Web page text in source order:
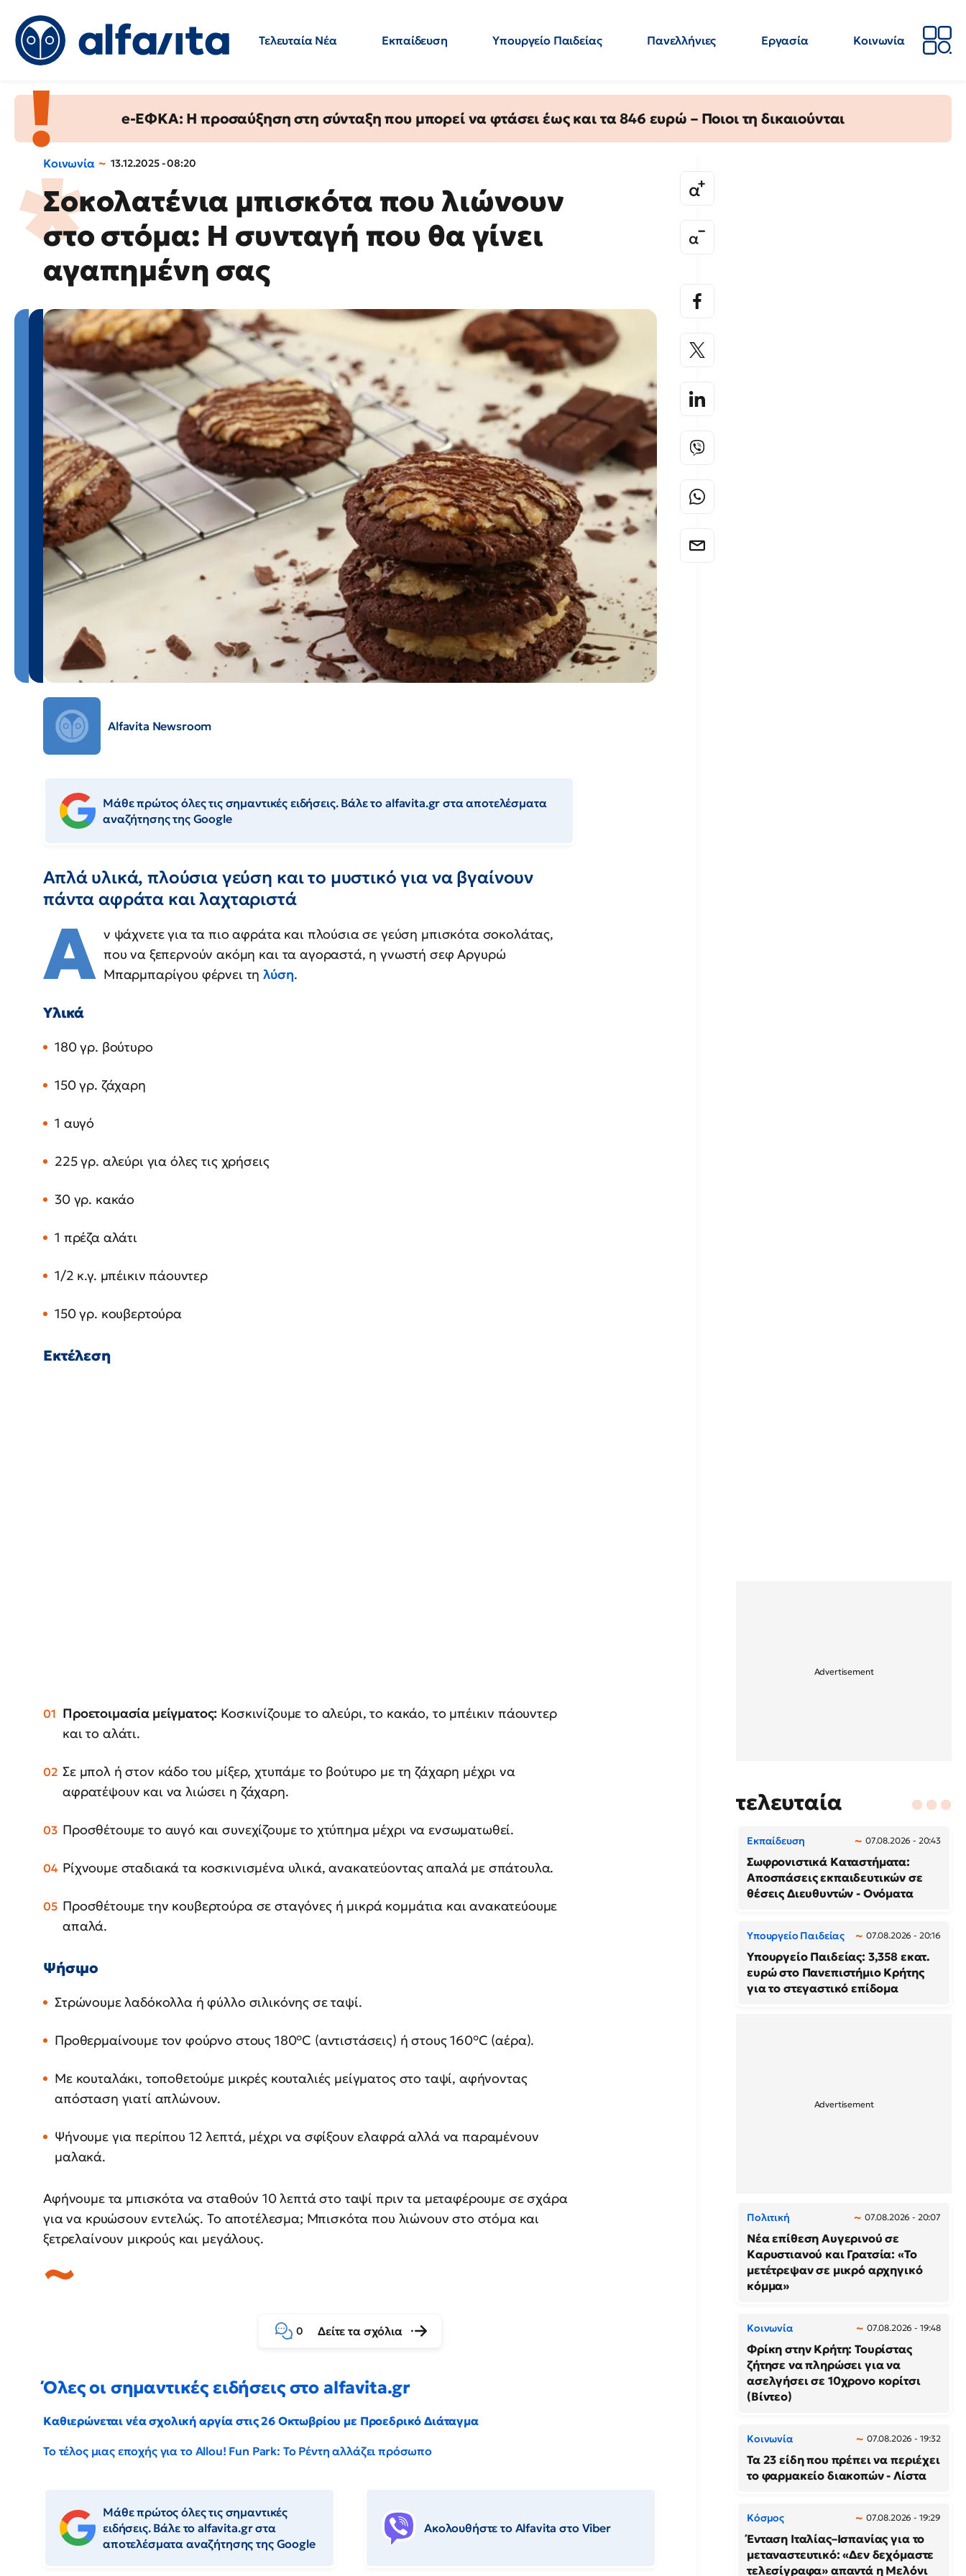
Τελευταία Νέα Εκπαίδευση Υπουργείο Παιδείας Πανελλήνιες Εργασία
Κοινωνία
e-ΕΦΚΑ: Η προσαύξηση στη σύνταξη που μπορεί να φτάσει έως και τα 846 ευρώ – Ποιοι τη δικαιούνται
Κοινωνία 13.12.2025 - 08:20
Σοκολατένια μπισκότα που λιώνουν
στο στόμα: Η συνταγή που θα γίνει
αγαπημένη σας
Alfavita Newsroom
Μάθε πρώτος όλες τις σημαντικές ειδήσεις. Βάλε το alfavita.gr στα αποτελέσματα
αναζήτησης της Google
Απλά υλικά, πλούσια γεύση και το μυστικό για να βγαίνουν
πάντα αφράτα και λαχταριστά
Α ν ψάχνετε για τα πιο αφράτα και πλούσια σε γεύση μπισκότα σοκολάτας,
που να ξεπερνούν ακόμη και τα αγοραστά, η γνωστή σεφ Αργυρώ
Μπαρμπαρίγου φέρνει τηλύση.
Υλικά
180 γρ. βούτυρο
150 γρ. ζάχαρη
1 αυγό
225 γρ. αλεύρι για όλες τις χρήσεις
30 γρ. κακάο
1 πρέζα αλάτι
1/2 κ.γ. μπέικιν πάουντερ
150 γρ. κουβερτούρα
Εκτέλεση
Προετοιμασία μείγματος: Κοσκινίζουμε το αλεύρι, το κακάο, το μπέικιν πάουντερ
και το αλάτι.
Σε μπολ ή στον κάδο του μίξερ, χτυπάμε το βούτυρο με τη ζάχαρη μέχρι να
αφρατέψουν και να λιώσει η ζάχαρη.
Προσθέτουμε το αυγό και συνεχίζουμε το χτύπημα μέχρι να ενσωματωθεί.
Ρίχνουμε σταδιακά τα κοσκινισμένα υλικά, ανακατεύοντας απαλά με σπάτουλα.
Προσθέτουμε την κουβερτούρα σε σταγόνες ή μικρά κομμάτια και ανακατεύουμε
απαλά.
Ψήσιμο
Στρώνουμε λαδόκολλα ή φύλλο σιλικόνης σε ταψί.
Προθερμαίνουμε τον φούρνο στους 180°C (αντιστάσεις) ή στους 160°C (αέρα).
Με κουταλάκι, τοποθετούμε μικρές κουταλιές μείγματος στο ταψί, αφήνοντας
απόσταση γιατί απλώνουν.
Ψήνουμε για περίπου 12 λεπτά, μέχρι να σφίξουν ελαφρά αλλά να παραμένουν
μαλακά.
Αφήνουμε τα μπισκότα να σταθούν 10 λεπτά στο ταψί πριν τα μεταφέρουμε σε σχάρα
για να κρυώσουν εντελώς. Το αποτέλεσμα; Μπισκότα που λιώνουν στο στόμα και
ξετρελαίνουν μικρούς και μεγάλους.
0 Δείτε τα σχόλια
Όλες οι σημαντικές ειδήσεις στο alfavita.gr
Καθιερώνεται νέα σχολική αργία στις 26 Οκτωβρίου με Προεδρικό Διάταγμα
Το τέλος μιας εποχής για το Allou! Fun Park: Το Ρέντη αλλάζει πρόσωπο
Μάθε πρώτος όλες τις σημαντικές
ειδήσεις. Βάλε το alfavita.gr στα
αποτελέσματα αναζήτησης της Google
Ακολουθήστε το Αlfavita στο Viber
τελευταία
Εκπαίδευση 07.08.2026 - 20:43
Σωφρονιστικά Καταστήματα:
Αποσπάσεις εκπαιδευτικών σε
θέσεις Διευθυντών - Ονόματα
Υπουργείο Παιδείας 07.08.2026 - 20:16
Υπουργείο Παιδείας: 3,358 εκατ.
ευρώ στο Πανεπιστήμιο Κρήτης
για το στεγαστικό επίδομα
Πολιτική 07.08.2026 - 20:07
Νέα επίθεση Αυγερινού σε
Καρυστιανού και Γρατσία: «Το
μετέτρεψαν σε μικρό αρχηγικό
κόμμα»
Κοινωνία 07.08.2026 - 19:48
Φρίκη στην Κρήτη: Τουρίστας
ζήτησε να πληρώσει για να
ασελγήσει σε 10χρονο κορίτσι
(Βίντεο)
Κοινωνία 07.08.2026 - 19:32
Τα 23 είδη που πρέπει να περιέχει
το φαρμακείο διακοπών - Λίστα
Κόσμος 07.08.2026 - 19:29
Ένταση Ιταλίας–Ισπανίας για το
μεταναστευτικό: «Δεν δεχόμαστε
τελεσίγραφα» απαντά η Μελόνι